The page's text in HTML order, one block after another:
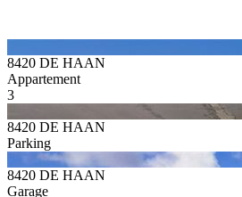
8420 DE HAAN
Appartement
3
8420 DE HAAN
Parking
8420 DE HAAN
Garage